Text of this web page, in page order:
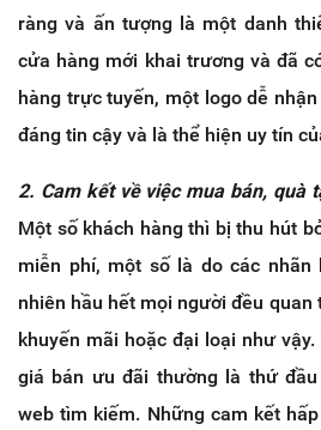
ràng và ấn tượng là một danh
cửa hàng mới khai trương và đã
hàng trực tuyến, một logo dễ
đáng tin cậy và là thể hiện uy tín
2. Cam kết về việc mua bán, quà
Một số khách hàng thì bị thu hút
miễn phí, một số là do các nhãn
nhiên hầu hết mọi người đều quan
khuyến mãi hoặc đại loại như
giá bán ưu đãi thường là thứ
web tìm kiếm. Những cam kết